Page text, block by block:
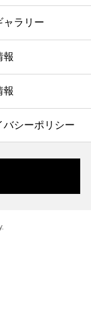
ャラリー
報
報
バシーポリシー